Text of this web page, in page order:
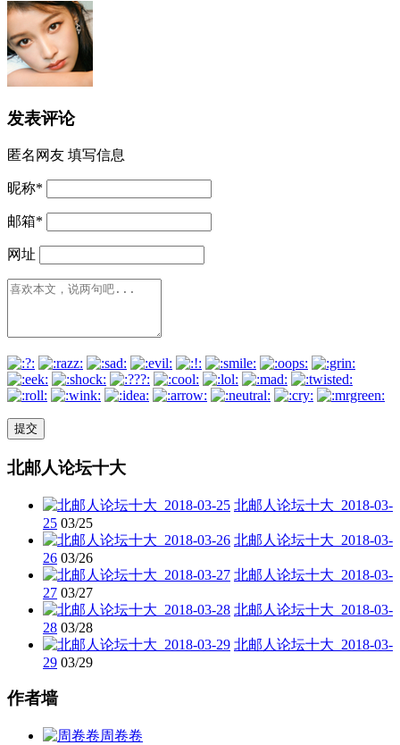
发表评论
匿名网友 填写信息
昵称*
邮箱*
网址
北邮人论坛十大
北邮人论坛十大_2018-03-
25 03/25
北邮人论坛十大_2018-03-
26 03/26
北邮人论坛十大_2018-03-
27 03/27
北邮人论坛十大_2018-03-
28 03/28
北邮人论坛十大_2018-03-
29 03/29
作者墙
周卷卷